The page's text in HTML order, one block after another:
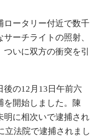
ロータリー付近で数千
ーチライトの照射、
いに双方の衝突を引
後の12月13日午前六
を開始しました。陳
明に相次いで逮捕され
立法院で逮捕されまし